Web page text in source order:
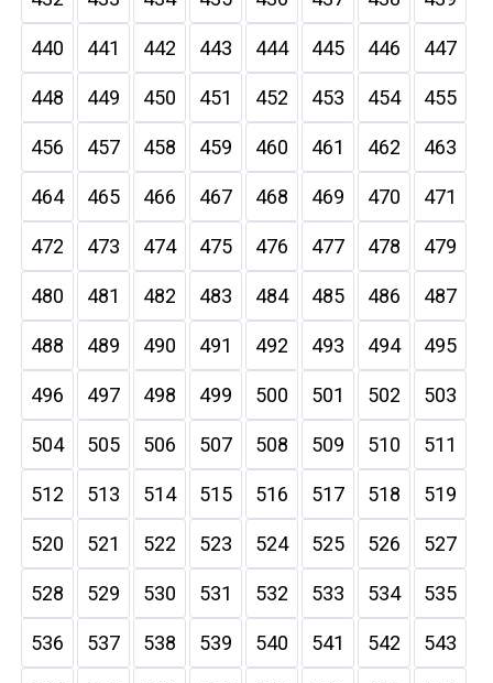
440 441 442 443 444 445 446 447
448 449 450 451 452 453 454 455
456 457 458 459 460 461 462 463
464 465 466 467 468 469 470 471
472 473 474 475 476 477 478 479
480 481 482 483 484 485 486 487
488 489 490 491 492 493 494 495
496 497 498 499 500 501 502 503
504 505 506 507 508 509 510 511
512 513 514 515 516 517 518 519
520 521 522 523 524 525 526 527
528 529 530 531 532 533 534 535
536 537 538 539 540 541 542 543